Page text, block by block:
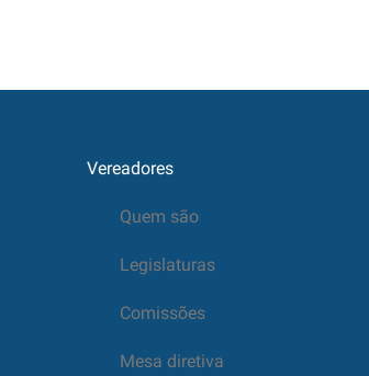
Vereadores
Quem são
Legislaturas
Comissões
Mesa diretiva